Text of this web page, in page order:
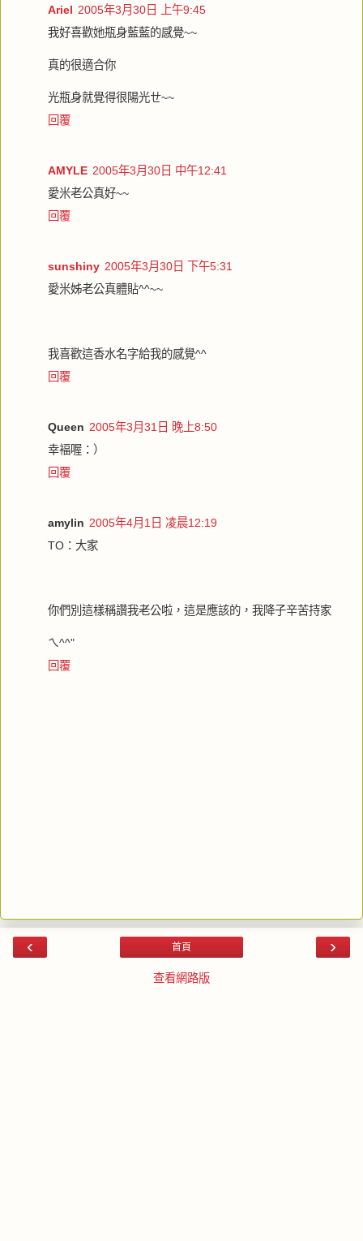
Ariel 2005年3月30日 上午9:45
我好喜歡她瓶身藍藍的感覺~~
真的很適合你
光瓶身就覺得很陽光ㄝ~~
回覆
AMYLE 2005年3月30日 中午12:41
愛米老公真好~~
回覆
sunshiny 2005年3月30日 下午5:31
愛米姊老公真體貼^^~~
我喜歡這香水名字給我的感覺^^
回覆
Queen 2005年3月31日 晚上8:50
幸褔喔：）
回覆
amylin 2005年4月1日 凌晨12:19
TO：大家
你們別這樣稱讚我老公啦，這是應該的，我降子辛苦持家
ㄟ^^"
回覆
‹ ›
首頁
查看網路版